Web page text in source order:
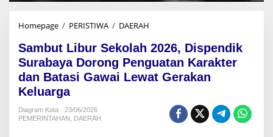
Homepage / PERISTIWA / DAERAH
m
b
u
t
Sambut Libur Sekolah 2026, Dispendik
Surabaya Dorong Penguatan Karakter
dan Batasi Gawai Lewat Gerakan
Keluarga
Diagram Kota
23/06/2026
PEMERINTAHAN
DAERAH